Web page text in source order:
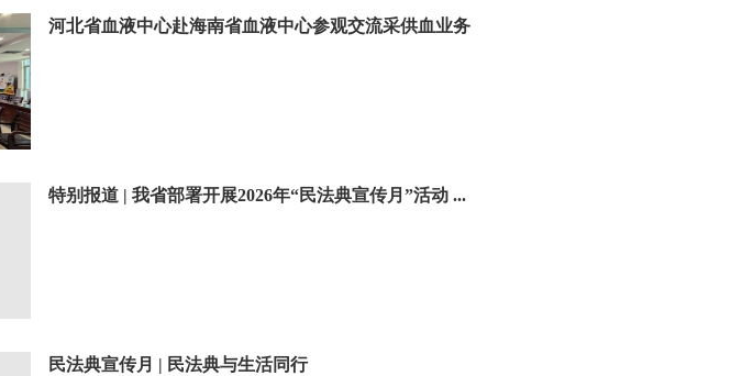
河北省血液中心赴海南省血液中心参观交流采供血业务
特别报道 | 我省部署开展2026年“民法典宣传月”活动 ...
民法典宣传月 | 民法典与生活同行